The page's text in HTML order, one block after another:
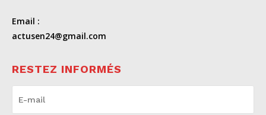
Email :
actusen24@gmail.com
RESTEZ INFORMÉS